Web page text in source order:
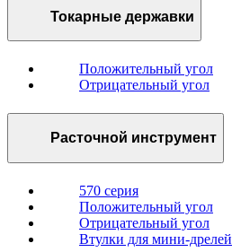
Токарные державки
Положительный угол
Отрицательный угол
Расточной инструмент
570 серия
Положительный угол
Отрицательный угол
Втулки для мини-дрелей